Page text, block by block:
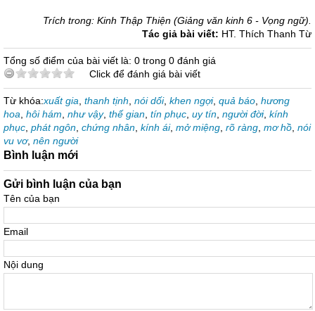
Trích trong: Kinh Thập Thiện (Giảng văn kinh 6 - Vọng ngữ).
Tác giả bài viết: HT. Thích Thanh Từ
Tổng số điểm của bài viết là: 0 trong 0 đánh giá
Click để đánh giá bài viết
Từ khóa:xuất gia thanh tịnh nói dối, khen ngợi, quả báo hương
hoa hôi hám như vậy, thế gian tín phục uy tín người đời, kính
phục phát ngôn chứng nhân kính ái, mở miệng rõ ràng mơ hồ nói
vu vơ, nên người
Bình luận mới
Gửi bình luận của bạn
Tên của bạn
Email
Nội dung